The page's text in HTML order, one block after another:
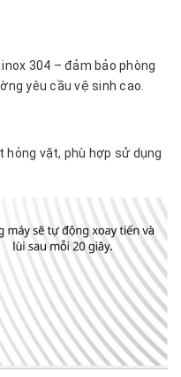
304 – đảm bảo phòng
yêu cầu vệ sinh cao.
hỏng vặt, phù hợp sử dụng